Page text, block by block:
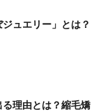
ュエリー」とは？
理由とは？縮毛矯